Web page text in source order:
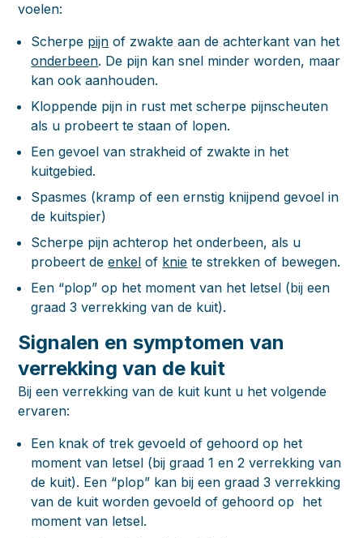
voelen:
Scherpe pijn of zwakte aan de achterkant van het
onderbeen. De pijn kan snel minder worden, maar
kan ook aanhouden.
Kloppende pijn in rust met scherpe pijnscheuten
als u probeert te staan of lopen.
Een gevoel van strakheid of zwakte in het
kuitgebied.
Spasmes (kramp of een ernstig knijpend gevoel in
de kuitspier)
Scherpe pijn achterop het onderbeen, als u
probeert deenkel of knie te strekken of bewegen.
Een “plop” op het moment van het letsel (bij een
graad 3 verrekking van de kuit).
Signalen en symptomen van
verrekking van de kuit
Bij een verrekking van de kuit kunt u het volgende
ervaren:
Een knak of trek gevoeld of gehoord op het
moment van letsel (bij graad 1 en 2 verrekking van
de kuit). Een “plop” kan bij een graad 3 verrekking
van de kuit worden gevoeld of gehoord op het
moment van letsel.